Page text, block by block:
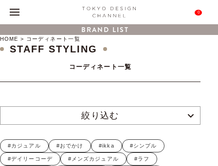
0
BRAND LIST
HOME コーディネート一覧
STAFF STYLING
コーディネート一覧
絞り込む
#カジュアル #おでかけ #ikka #シンプル
#デイリーコーデ #メンズカジュアル #ラフ